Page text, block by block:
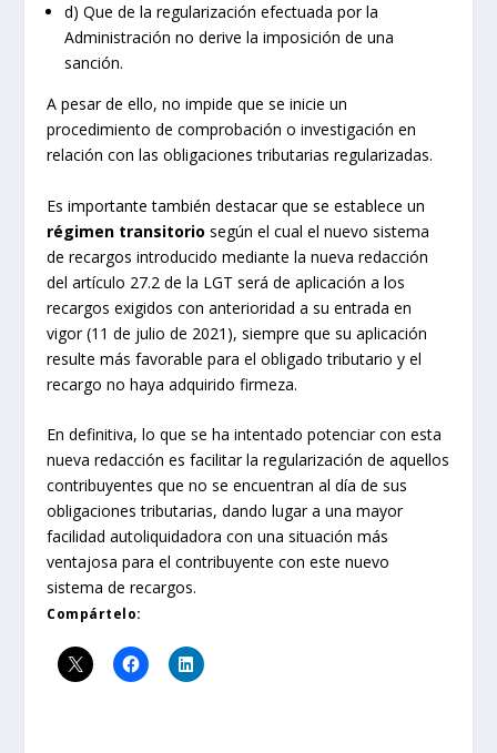
d) Que de la regularización efectuada por la
Administración no derive la imposición de una
sanción.
A pesar de ello, no impide que se inicie un
procedimiento de comprobación o investigación en
relación con las obligaciones tributarias regularizadas.
Es importante también destacar que se establece un
régimen transitorio según el cual el nuevo sistema
de recargos introducido mediante la nueva redacción
del artículo 27.2 de la LGT será de aplicación a los
recargos exigidos con anterioridad a su entrada en
vigor (11 de julio de 2021), siempre que su aplicación
resulte más favorable para el obligado tributario y el
recargo no haya adquirido firmeza.
En definitiva, lo que se ha intentado potenciar con esta
nueva redacción es facilitar la regularización de aquellos
contribuyentes que no se encuentran al día de sus
obligaciones tributarias, dando lugar a una mayor
facilidad autoliquidadora con una situación más
ventajosa para el contribuyente con este nuevo
sistema de recargos.
Compártelo: